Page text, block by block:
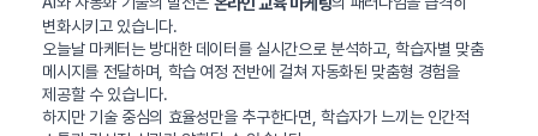
변화시키고 있습니다.
오늘날 마케터는 방대한 데이터를 실시간으로 분석하고, 학습자별 맞춤
메시지를 전달하며, 학습 여정 전반에 걸쳐 자동화된 맞춤형 경험을
제공할 수 있습니다.
하지만 기술 중심의 효율성만을 추구한다면, 학습자가 느끼는 인간적